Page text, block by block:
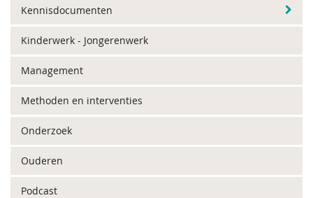
Kennisdocumenten
Kinderwerk - Jongerenwerk
Management
Methoden en interventies
Onderzoek
Ouderen
Podcast